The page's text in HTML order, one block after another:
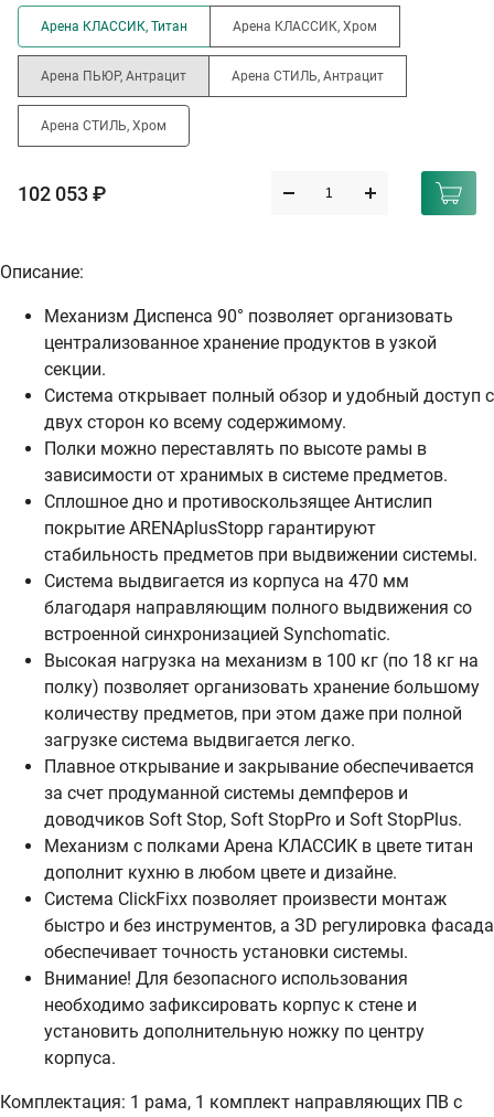
Арена КЛАССИК, Титан Арена КЛАССИК, Хром
Арена ПЬЮР, Антрацит Арена СТИЛЬ, Антрацит
Арена СТИЛЬ, Хром
102 053 ₽
Описание:
Механизм Диспенса 90° позволяет организовать
централизованное хранение продуктов в узкой
секции.
Система открывает полный обзор и удобный доступ с
двух сторон ко всему содержимому.
Полки можно переставлять по высоте рамы в
зависимости от хранимых в системе предметов.
Сплошное дно и противоскользящее Антислип
покрытие ARENAplusStopp гарантируют
стабильность предметов при выдвижении системы.
Система выдвигается из корпуса на 470 мм
благодаря направляющим полного выдвижения со
встроенной синхронизацией Synchomatic.
Высокая нагрузка на механизм в 100 кг (по 18 кг на
полку) позволяет организовать хранение большому
количеству предметов, при этом даже при полной
загрузке система выдвигается легко.
Плавное открывание и закрывание обеспечивается
за счет продуманной системы демпферов и
доводчиков Soft Stop, Soft StopPro и Soft StopPlus.
Механизм с полками Арена КЛАССИК в цвете титан
дополнит кухню в любом цвете и дизайне.
Система ClickFixx позволяет произвести монтаж
быстро и без инструментов, а ЗD регулировка фасада
обеспечивает точность установки системы.
Внимание! Для безопасного использования
необходимо зафиксировать корпус к стене и
установить дополнительную ножку по центру
корпуса.
Комплектация: 1 рама, 1 комплект направляющих ПВ с